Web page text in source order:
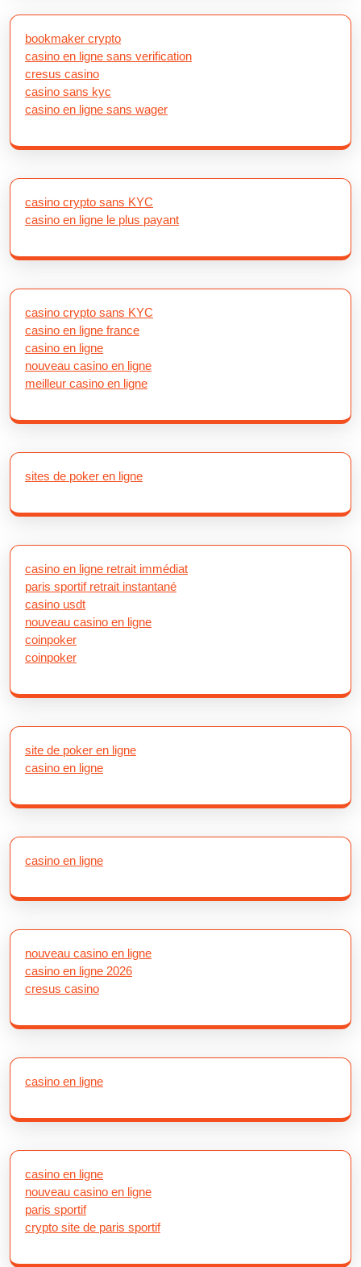
bookmaker crypto
casino en ligne sans verification
cresus casino
casino sans kyc
casino en ligne sans wager
casino crypto sans KYC
casino en ligne le plus payant
casino crypto sans KYC
casino en ligne france
casino en ligne
nouveau casino en ligne
meilleur casino en ligne
sites de poker en ligne
casino en ligne retrait immédiat
paris sportif retrait instantané
casino usdt
nouveau casino en ligne
coinpoker
coinpoker
site de poker en ligne
casino en ligne
casino en ligne
nouveau casino en ligne
casino en ligne 2026
cresus casino
casino en ligne
casino en ligne
nouveau casino en ligne
paris sportif
crypto site de paris sportif